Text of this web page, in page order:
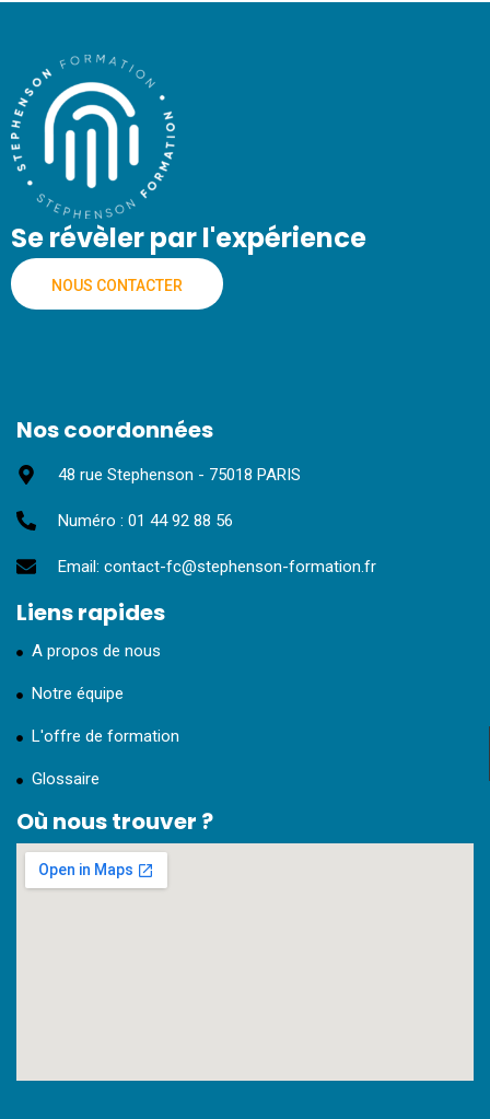
Se révèler par l'expérience
NOUS CONTACTER
Nos coordonnées
48 rue Stephenson - 75018 PARIS
Numéro : 01 44 92 88 56
Email: contact-fc@stephenson-formation.fr
Liens rapides
A propos de nous
Notre équipe
L'offre de formation
Glossaire
Où nous trouver ?